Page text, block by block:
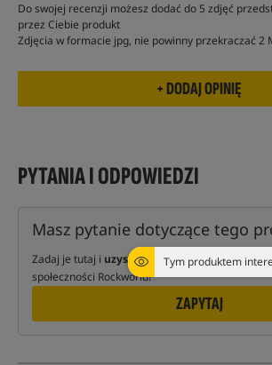
Tym produktem
Do swojej recenzji możesz dodać do 5 zdjęć
przez Ciebie produkt
Zdjęcia w formacie jpg, nie powinny przekraczać 2
PYTANIA I ODPOWIEDZI
Masz pytanie dotyczące tego
Zadaj je tutaj i uzyskaj odpowiedźnaszych
społeczności Rockworld!
ZAPYTAJ